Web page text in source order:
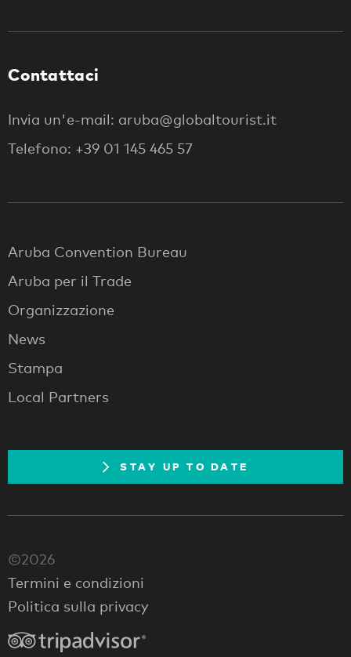
Contattaci
Invia un'e-mail: aruba@globaltourist.it
Telefono: +39 01 145 465 57
Aruba Convention Bureau
Aruba per il Trade
Organizzazione
News
Stampa
Local Partners
STAY UP TO DATE
©2026
Termini e condizioni
Politica sulla privacy